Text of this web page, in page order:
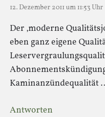
12. Dezember 2011 um 11:53 Uhr
Der ‚moderne
eben ganz eigene
Kaminanzündequalität
Antworten